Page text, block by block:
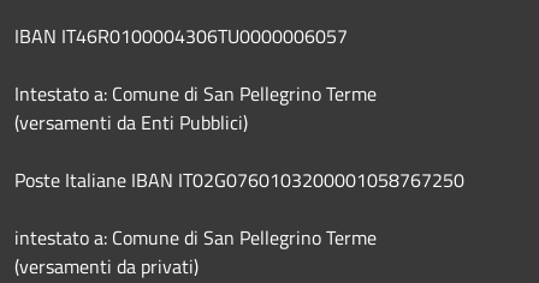
IBAN IT46R0100004306TU0000006057
Intestato a: Comune di San Pellegrino Terme
(versamenti da Enti Pubblici)
Poste Italiane IBAN IT02G0760103200001058767250
intestato a: Comune di San Pellegrino Terme
(versamenti da privati)